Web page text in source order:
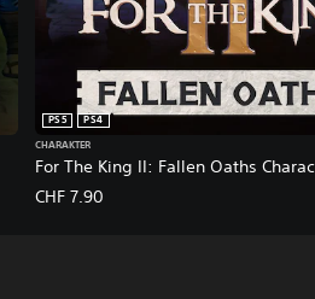
For The King II: Fallen Oaths
PS5
PS4
CHARAKTER
CHF 7.90